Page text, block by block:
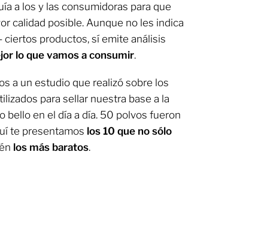
a los y las consumidoras para que
calidad posible. Aunque no les indica
productos, sí emite análisis
lo que vamos a consumir.
a un estudio que realizó sobre los
para sellar nuestra base a la
bello en el día a día. 50 polvos fueron
te presentamos los 10 que no sólo
los más baratos.